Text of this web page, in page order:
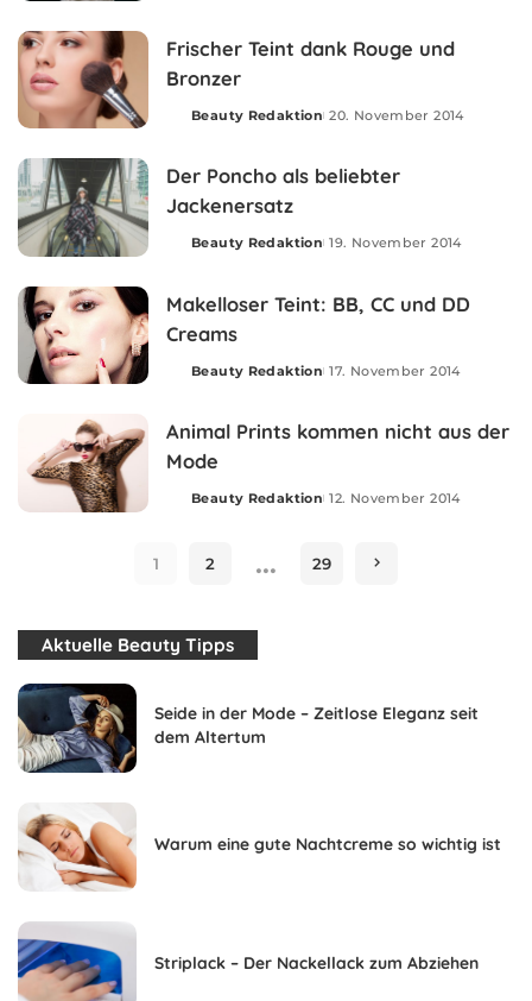
Frischer Teint dank Rouge und
Bronzer
Posted
Beauty Redaktion 20. November 2014
Der Poncho als beliebter
Jackenersatz
Posted
Beauty Redaktion 19. November 2014
Makelloser Teint: BB, CC und DD
Creams
Posted
Beauty Redaktion 17. November 2014
Animal Prints kommen nicht aus der
Mode
Posted
Beauty Redaktion 12. November 2014
1 2 … 29
Aktuelle Beauty Tipps
Seide in der Mode – Zeitlose Eleganz seit
dem Altertum
Warum eine gute Nachtcreme so wichtig ist
Striplack – Der Nackellack zum Abziehen